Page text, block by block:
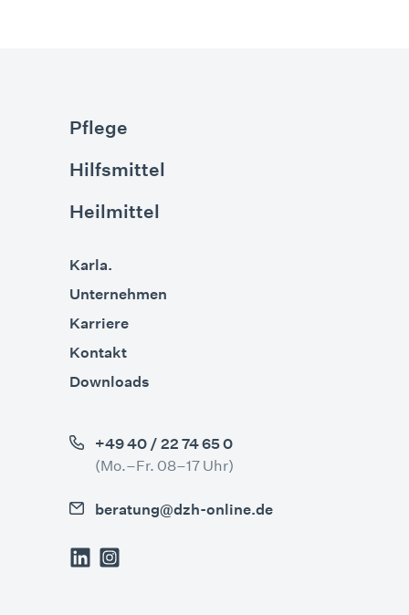
Pflege
Hilfsmittel
Heilmittel
Karla.
Unternehmen
Karriere
Kontakt
Downloads
+49 40 / 22 74 65 0
(Mo.–Fr. 08–17 Uhr)
beratung@dzh-online.de